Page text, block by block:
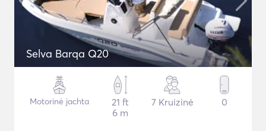
Selva Barqa Q20
Motorinė jachta
21 ft
6 m
7 Kruizinė 0